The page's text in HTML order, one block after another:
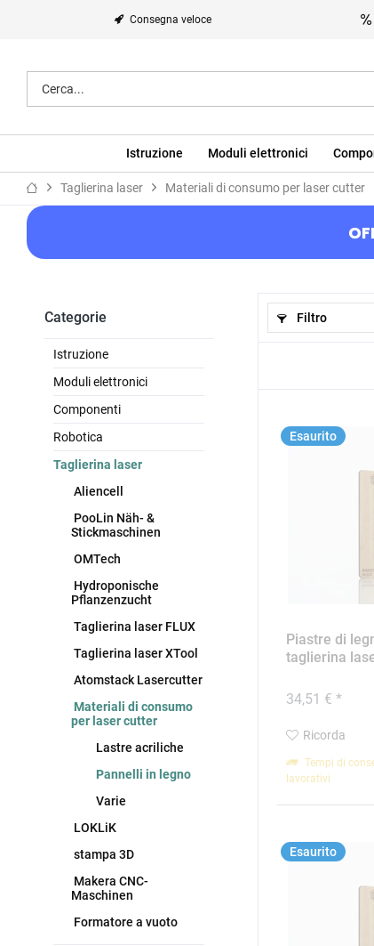
Consegna veloce
Istruzione Moduli elettronici
Taglierina laser Materiali di consumo per laser cutter
Categorie
Istruzione
Moduli elettronici
Componenti
Robotica
Taglierina laser
Aliencell
PooLin Näh- &
Stickmaschinen
OMTech
Hydroponische
Pflanzenzucht
Taglierina laser FLUX
Taglierina laser XTool
Atomstack Lasercutter
Materiali di consumo
per laser cutter
Lastre acriliche
Pannelli in legno
Varie
LOKLiK
stampa 3D
Makera CNC-
Maschinen
Formatore a vuoto
Filtro
Esaurito
Piastre di
taglierina
34,51 € *
Ricorda
Tempi di
lavorativi
Esaurito